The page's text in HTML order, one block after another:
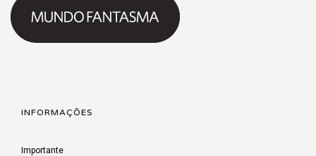
INFORMAÇÕES
Importante